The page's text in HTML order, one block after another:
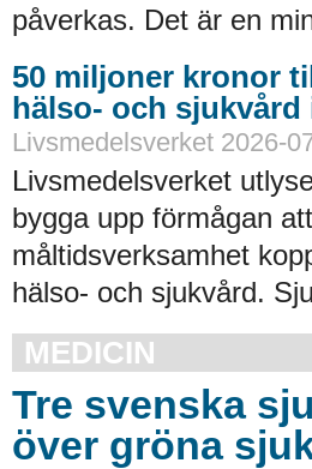
påverkas. Det är en
50 miljoner kronor
hälso- och
Livsmedelsverket 2026-
Livsmedelsverket
bygga upp förmågan
måltidsverksamhet
hälso- och sjukvård.
MEDICIN
Tre svenska
över gröna